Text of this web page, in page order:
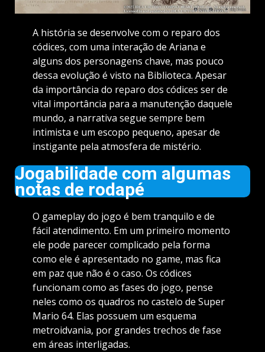
A história se desenvolve com o reparo dos
códices, com uma interação de Ariana e
alguns dos personagens chave, mas pouco
dessa evolução é visto na Biblioteca. Apesar
da importância do reparo dos códices ser de
vital importância para a manutenção daquele
mundo, a narrativa segue sempre bem
intimista e um escopo pequeno, apesar de
instigante pela atmosfera de mistério.
Jogabilidade com algumas
notas de rodapé
O gameplay do jogo é bem tranquilo e de
fácil atendimento. Em um primeiro momento
ele pode parecer complicado pela forma
como ele é apresentado no game, mas fica
em paz que não é o caso. Os códices
funcionam como as fases do jogo, pense
neles como os quadros no castelo de Super
Mario 64. Elas possuem um esquema
metroidvania, por grandes trechos de fase
em áreas interligadas.